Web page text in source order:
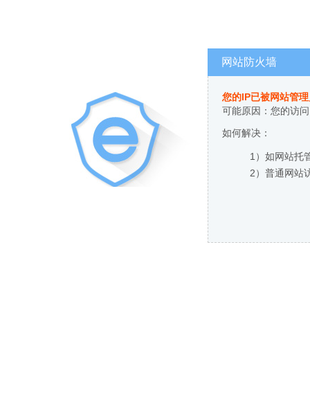
网站防火墙
您的IP已被网站管
可能原因：您的访
如何解决：
1）如网站托
2）普通网站